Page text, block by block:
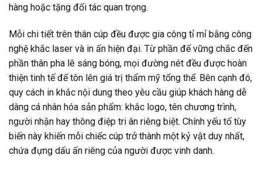
hàng hoặc tặng đối tác quan trọng.
Mỗi chi tiết trên thân cúp đều được gia công tỉ mỉ bằng công
nghệ khắc laser và in ấn hiện đại. Từ phần đế vững chắc đến
phần thân pha lê sáng bóng, mọi đường nét đều được hoàn
thiện tinh tế để tôn lên giá trị thẩm mỹ tổng thể. Bên cạnh đó,
quy cách in khắc nội dung theo yêu cầu giúp khách hàng dễ
dàng cá nhân hóa sản phẩm: khắc logo, tên chương trình,
người nhận hay thông điệp tri ân riêng biệt. Chính yếu tố tùy
biến này khiến mỗi chiếc cúp trở thành một kỷ vật duy nhất,
chứa đựng dấu ấn riêng của người được vinh danh.